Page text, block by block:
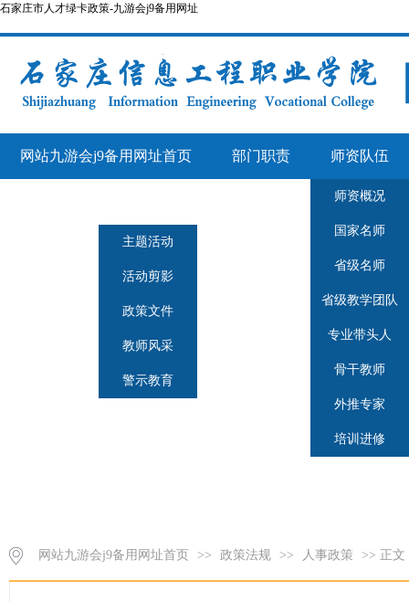
石家庄市人才绿卡政策-九游会j9备用网址
网站九游会j9备用网址首页 部门职责 师资队伍
师资概况
国家名师
省级名师
省级教学团队
专业带头人
骨干教师
外推专家
培训进修
主题活动
活动剪影
政策文件
教师风采
警示教育
网站九游会j9备用网址首页 >> 政策法规 >> 人事政策 >> 正文